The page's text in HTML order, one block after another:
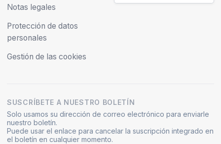
Notas legales
Protección de datos
personales
Gestión de las cookies
SUSCRÍBETE A NUESTRO BOLETÍN
Solo usamos su dirección de correo electrónico para enviarle
nuestro boletín.
Puede usar el enlace para cancelar la suscripción integrado en
el boletín en cualquier momento.